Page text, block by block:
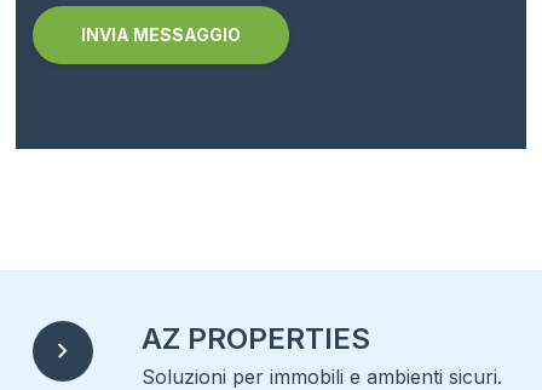
chevron_right AZ PROPERTIES
Soluzioni per immobili e ambienti sicuri.